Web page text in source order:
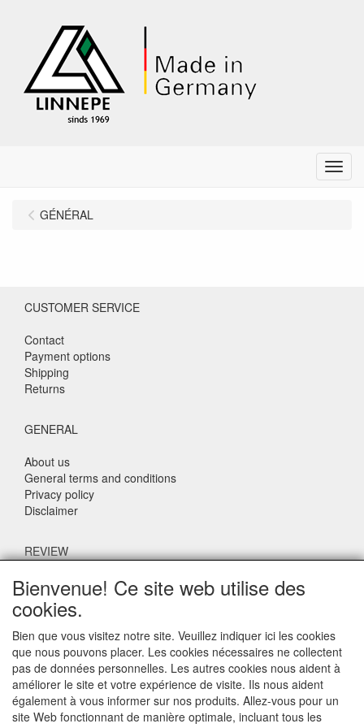
Menu
GÉNÉRAL
CUSTOMER SERVICE
Contact
Payment options
Shipping
Returns
GENERAL
About us
General terms and conditions
Privacy policy
Disclaimer
REVIEW
What do others say about us?
Customers rate our service, price and speed with an average
score of 9.4 (Q1 Quality Report 2024)
CONTACT DETAILS
Adriaen Banckertstraat 6
3115 JE SCHIEDAM
Bienvenue! Ce site web utilise des
cookies.
Bien que vous visitez notre site. Veuillez indiquer ici les cookies
que nous pouvons placer. Les cookies nécessaires ne collectent
pas de données personnelles. Les autres cookies nous aident à
améliorer le site et votre expérience de visite. Ils nous aident
également à vous informer sur nos produits. Allez-vous pour un
site Web fonctionnant de manière optimale, incluant tous les